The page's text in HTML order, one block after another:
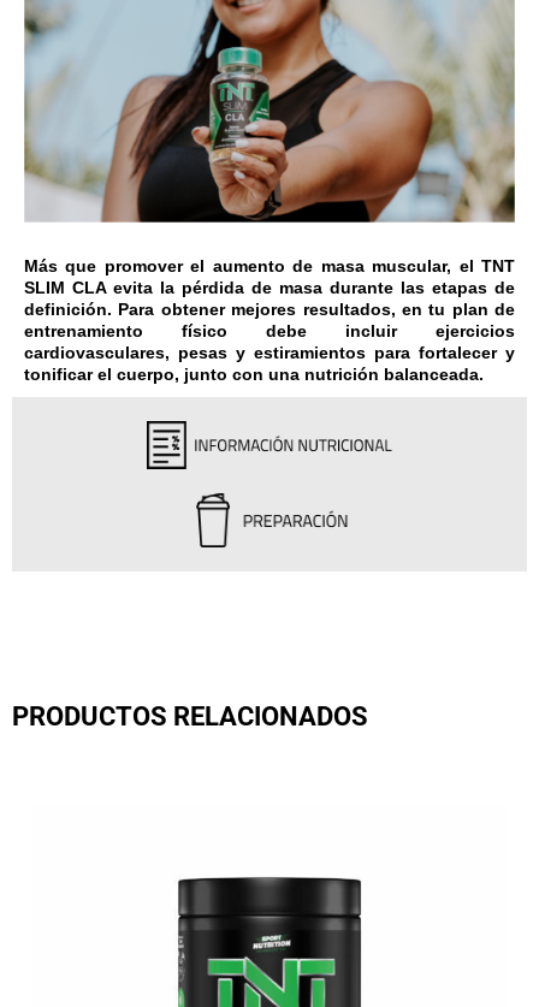
Más que promover el aumento de masa muscular, el TNT
SLIM CLA evita la pérdida de masa durante las etapas de
definición. Para obtener mejores resultados, en tu plan de
entrenamiento físico debe incluir ejercicios
cardiovasculares, pesas y estiramientos para fortalecer y
tonificar el cuerpo, junto con una nutrición balanceada.
PRODUCTOS RELACIONADOS